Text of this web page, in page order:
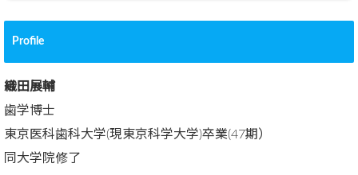
Profile
織田展輔
歯学博士
東京医科歯科大学(現東京科学大学)卒業(47期）
同大学院修了